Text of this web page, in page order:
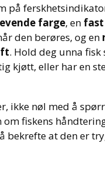
på
farge, en
den berøres, og en
. Hold deg unna fisk
kjøtt, eller har en
ikke nøl med å
om fiskens
bekrefte at den er